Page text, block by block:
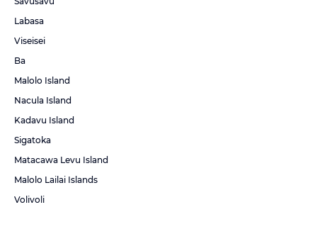
Labasa
Viseisei
Ba
Malolo Island
Nacula Island
Kadavu Island
Sigatoka
Matacawa Levu Island
Malolo Lailai Islands
Volivoli